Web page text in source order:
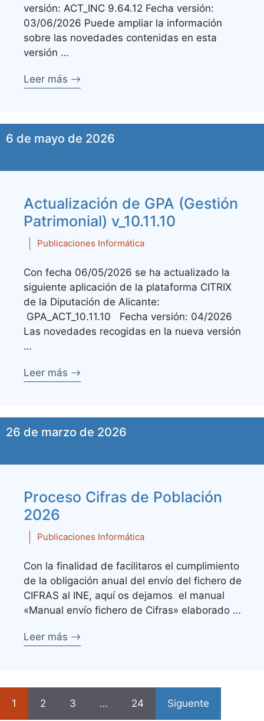
versión: ACT_INC 9.64.12 Fecha versión:
03/06/2026 Puede ampliar la información
sobre las novedades contenidas en esta
versión …
Leer más
6 de mayo de 2026
Actualización de GPA (Gestión
Patrimonial) v_10.11.10
Publicaciones Informática
Con fecha 06/05/2026 se ha actualizado la
siguiente aplicación de la plataforma CITRIX
de la Diputación de Alicante:
GPA_ACT_10.11.10 Fecha versión: 04/2026
Las novedades recogidas en la nueva versión
…
Leer más
26 de marzo de 2026
Proceso Cifras de Población
2026
Publicaciones Informática
Con la finalidad de facilitaros el cumplimiento
de la obligación anual del envío del fichero de
CIFRAS al INE, aquí os dejamos el manual
«Manual envío fichero de Cifras» elaborado …
Leer más
1 2 3 … 24 Siguente